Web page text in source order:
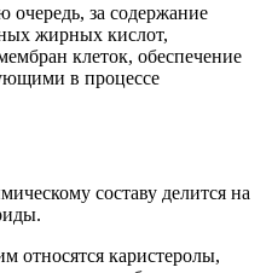
очередь, за содержание
жирных кислот,
клеток, обеспечение
в процессе
составу делится на
каристеролы,